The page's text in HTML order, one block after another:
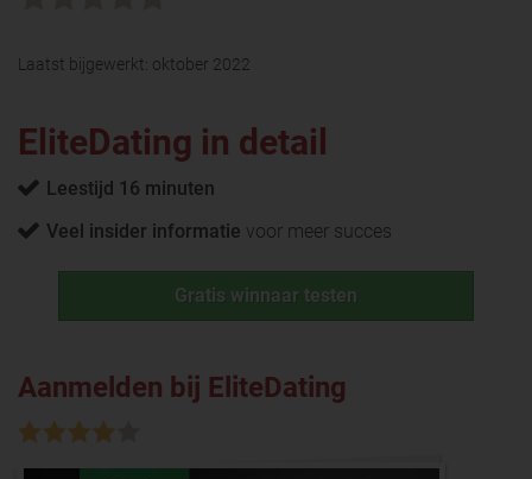
Laatst bijgewerkt: oktober 2022
EliteDating in detail
Leestijd 16 minuten
Veel insider informatie voor meer succes
Gratis winnaar testen
Aanmelden bij EliteDating